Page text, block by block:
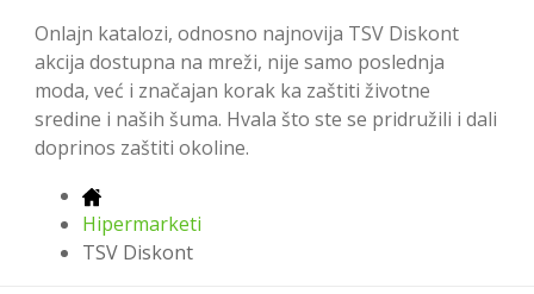
Onlajn katalozi, odnosno najnovija TSV Diskont
akcija dostupna na mreži, nije samo poslednja
moda, već i značajan korak ka zaštiti životne
sredine i naših šuma. Hvala što ste se pridružili i dali
doprinos zaštiti okoline.
Hipermarketi
TSV Diskont